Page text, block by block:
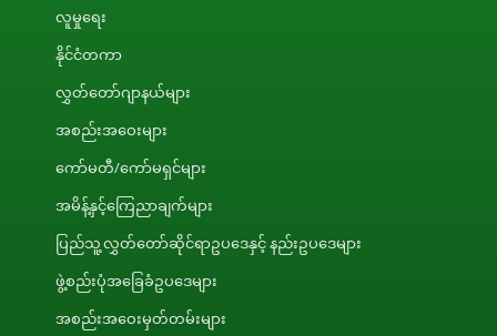
လူမှုရေး
နိုင်ငံတကာ
လွှတ်တော်ဂျာနယ်များ
အစည်းအဝေးများ
ကော်မတီ/ကော်မရှင်များ
အမိန့်နှင့်ကြေညာချက်များ
ပြည်သူ့လွှတ်တော်ဆိုင်ရာဥပဒေနှင့် နည်းဥပဒေများ
ဖွဲ့စည်းပုံအခြေခံဥပဒေများ
အစည်းအဝေးမှတ်တမ်းများ